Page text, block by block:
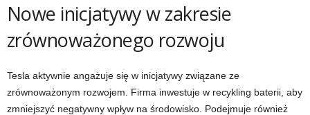
Nowe inicjatywy w zakresie
zrównoważonego rozwoju
Tesla aktywnie angażuje się w inicjatywy związane ze
zrównoważonym rozwojem. Firma inwestuje w recykling baterii, aby
zmniejszyć negatywny wpływ na środowisko. Podejmuje również